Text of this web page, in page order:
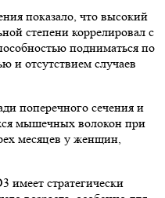
показало, что высокий
степени коррелировал с
подниматься по
и отсутствием случаев
поперечного сечения и
мышечных волокон при
месяцев у женщин,
имеет стратегически